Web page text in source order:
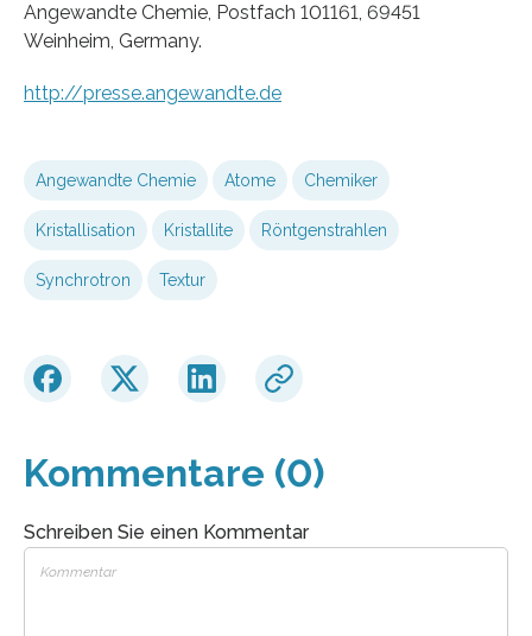
Angewandte Chemie, Postfach 101161, 69451
Weinheim, Germany.
http://presse.angewandte.de
Angewandte Chemie Atome Chemiker
Kristallisation Kristallite Röntgenstrahlen
Synchrotron Textur
Kommentare (0)
Schreiben Sie einen Kommentar